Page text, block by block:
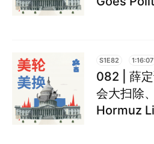
S1E82 1:16:07
082 | 薛
会大扫除
Hormuz